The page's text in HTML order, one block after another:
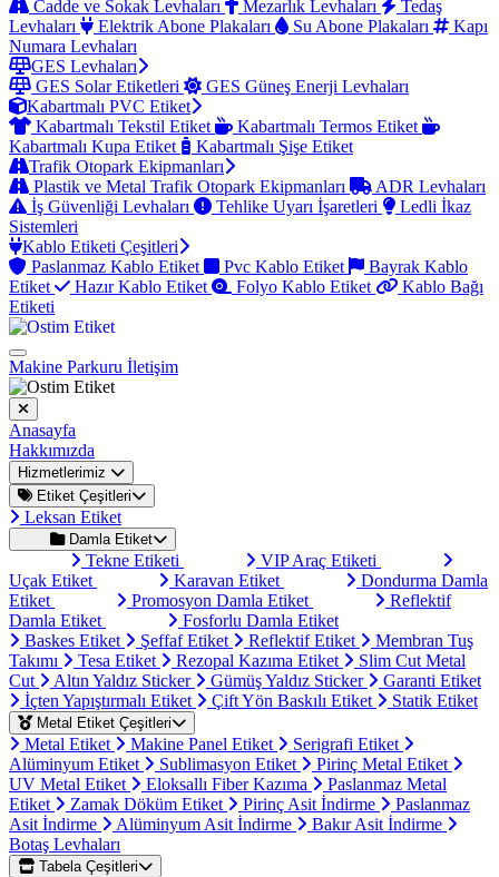
Cadde ve Sokak Levhaları
Mezarlık Levhaları
Tedaş
Levhaları
Elektrik Abone Plakaları Su Abone Plakaları
Kapı
Numara Levhaları
GES Levhaları
GES Solar Etiketleri
GES Güneş Enerji Levhaları
Kabartmalı PVC Etiket
Kabartmalı Tekstil Etiket
Kabartmalı Termos Etiket
Kabartmalı Kupa Etiket
Kabartmalı Şişe Etiket
Trafik Otopark Ekipmanları
Plastik ve Metal Trafik Otopark Ekipmanları
ADR Levhaları
İş Güvenliği Levhaları
Tehlike Uyarı İşaretleri
Ledli İkaz
Sistemleri
Kablo Etiketi Çeşitleri
Paslanmaz Kablo Etiket
Pvc Kablo Etiket
Bayrak Kablo
Etiket
Hazır Kablo Etiket Folyo Kablo Etiket
Kablo Bağı
Etiketi
Makine Parkuru İletişim
Anasayfa
Hakkımızda
Hizmetlerimiz
Etiket Çeşitleri
Leksan Etiket
Damla Etiket
Tekne Etiketi
VIP Araç Etiketi
Uçak Etiket
Karavan Etiket
Dondurma Damla
Etiket
Promosyon Damla Etiket
Reflektif
Damla Etiket
Fosforlu Damla Etiket
Baskes Etiket
Şeffaf Etiket Reflektif Etiket
Membran Tuş
Takımı
Tesa Etiket Rezopal Kazıma Etiket
Slim Cut Metal
Cut
Altın Yaldız Sticker Gümüş Yaldız Sticker
Garanti Etiket
İçten Yapıştırmalı Etiket
Çift Yön Baskılı Etiket Statik Etiket
Metal Etiket Çeşitleri
Metal Etiket Makine Panel Etiket
Serigrafi Etiket
Alüminyum Etiket
Sublimasyon Etiket
Pirinç Metal Etiket
UV Metal Etiket
Eloksallı Fiber Kazıma
Paslanmaz Metal
Etiket
Zamak Döküm Etiket Pirinç Asit İndirme
Paslanmaz
Asit İndirme
Alüminyum Asit İndirme
Bakır Asit İndirme
Botaş Levhaları
Tabela Çeşitleri